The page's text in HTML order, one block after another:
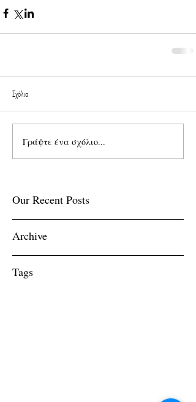
Σχόλια
Γράψτε ένα σχόλιο...
Our Recent Posts
Archive
Tags